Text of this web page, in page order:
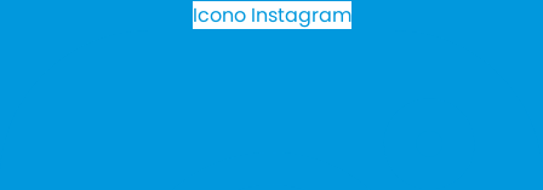
Icono Instagram